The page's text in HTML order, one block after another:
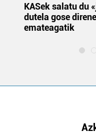
KASek salatu du
dutela gose
emateagatik